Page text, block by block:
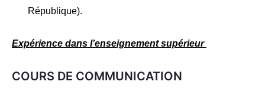
République).
Expérience dans l’enseignement supérieur
COURS DE COMMUNICATION